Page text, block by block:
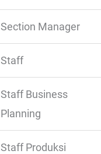
Section Manager
Staff
Staff Business
Planning
Staff Produksi